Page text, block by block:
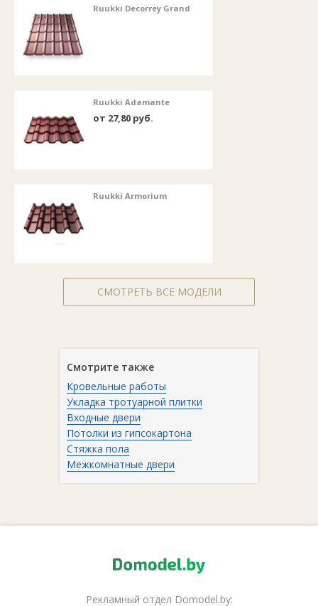
Ruukki Decorrey Grand
Ruukki Adamante
от 27,80 руб.
Ruukki Armorium
СМОТРЕТЬ ВСЕ МОДЕЛИ
Смотрите также
Кровельные работы
Укладка тротуарной плитки
Входные двери
Потолки из гипсокартона
Стяжка пола
Межкомнатные двери
Рекламный отдел Domodel.by: